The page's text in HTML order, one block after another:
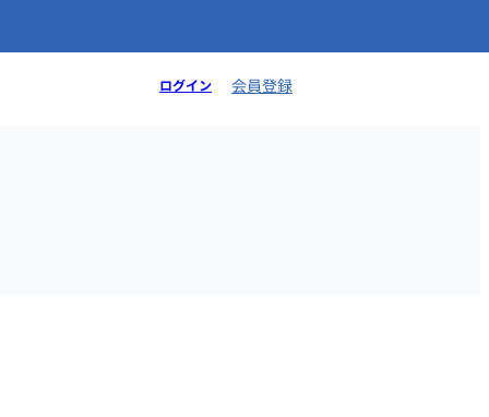
ログイン 会員登録